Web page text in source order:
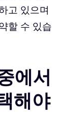
고 있으며
할 수 있습
에서
해야